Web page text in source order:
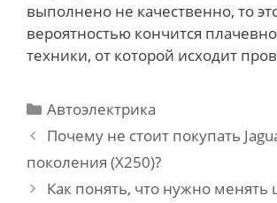
выполнено не качественно, то
вероятностью кончится
техники, от которой исходит
Categories
Автоэлектрика
Post
navigation
Почему не стоит покупать
поколения (X250)?
Как понять, что нужно менять